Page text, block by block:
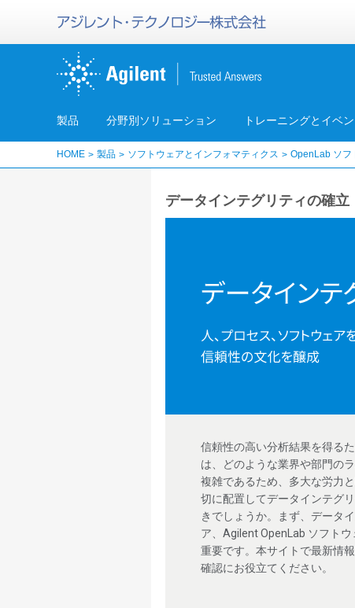
製品 分野別ソリューション トレーニングとイベン
HOME 製品 ソフトウェアとインフォマティクス OpenLab ソフ
データインテグリティの確立
信頼性の高い分析結果を得る
は、どのような業界や部門の
複雑であるため、多大な労力
切に配置してデータインテグ
きでしょうか。まず、データ
ア、Agilent OpenLab ソフト
重要です。本サイトで最新情
確認にお役立てください。